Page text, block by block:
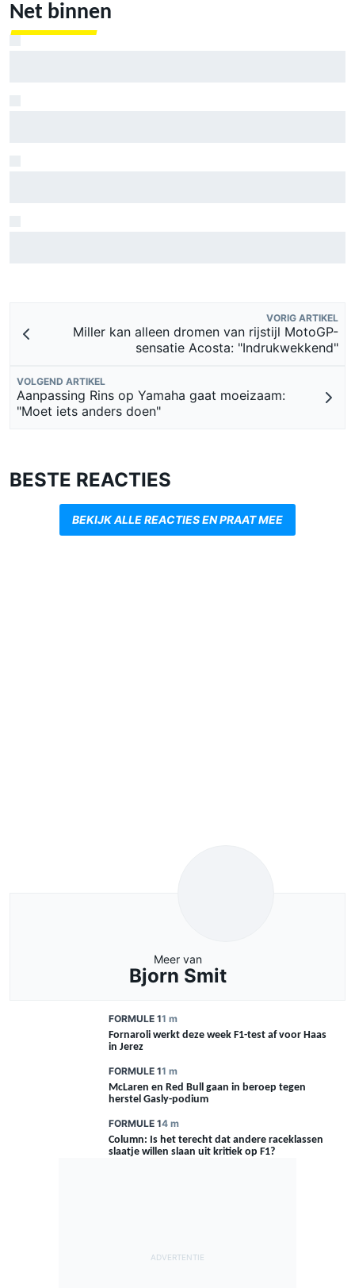
Net binnen
VORIG ARTIKEL
Miller kan alleen dromen van rijstijl MotoGP-
sensatie Acosta: "Indrukwekkend"
VOLGEND ARTIKEL
Aanpassing Rins op Yamaha gaat moeizaam:
"Moet iets anders doen"
BESTE REACTIES
BEKIJK ALLE REACTIES EN PRAAT MEE
Meer van
Bjorn Smit
FORMULE 11 m
Fornaroli werkt deze week F1-test af voor Haas
in Jerez
FORMULE 11 m
McLaren en Red Bull gaan in beroep tegen
herstel Gasly-podium
FORMULE 14 m
Column: Is het terecht dat andere raceklassen
slaatje willen slaan uit kritiek op F1?